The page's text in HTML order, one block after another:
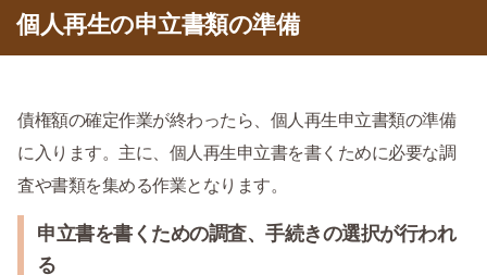
個人再生の申立書類の準備
債権額の確定作業が終わったら、個人再生申立書類の準備
に入ります。主に、個人再生申立書を書くために必要な調
査や書類を集める作業となります。
申立書を書くための調査、手続きの選択が行われ
る